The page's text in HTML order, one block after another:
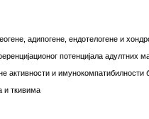
адипогене, ендотелогене и
потенцијала адултних
активности и имунокомпатибилности
и ткивима